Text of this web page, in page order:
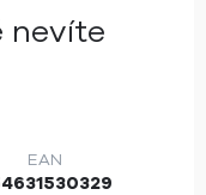
nevíte
EAN